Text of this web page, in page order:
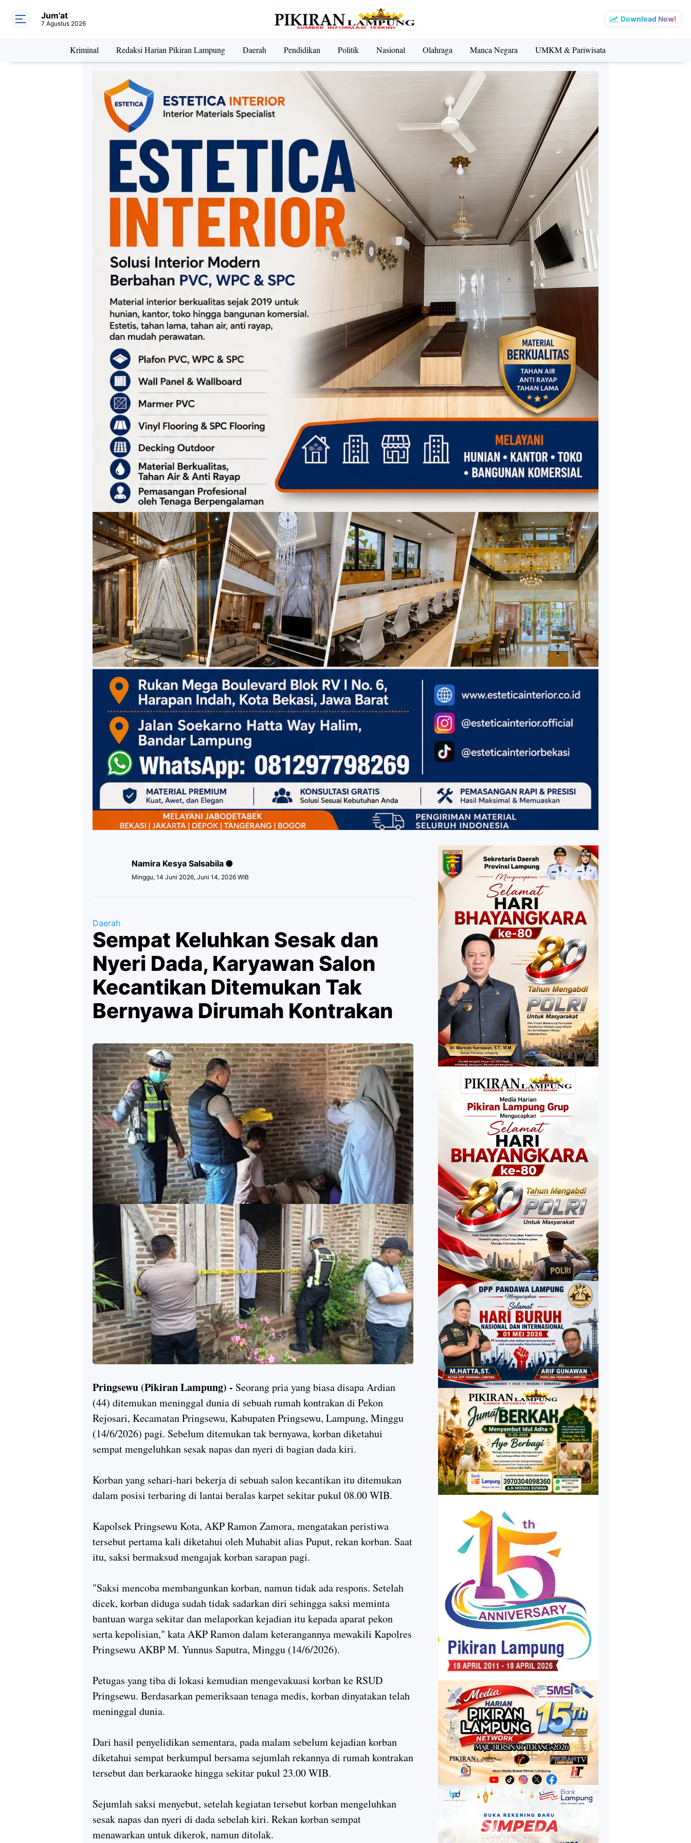
Download Now!
Jum'at
7 Agustus 2026
Kriminal Redaksi Harian Pikiran Lampung Daerah Pendidikan Politik Nasional Olahraga Manca Negara UMKM & Pariwisata
Nasional Olahraga Politik UMKM & Pariwisata Manca Negara
Namira Kesya Salsabila
Minggu, 14 Juni 2026, Juni 14, 2026 WIB
Daerah
Sempat Keluhkan Sesak dan
Nyeri Dada, Karyawan Salon
Kecantikan Ditemukan Tak
Bernyawa Dirumah Kontrakan
Pringsewu (Pikiran Lampung) - Seorang pria yang biasa disapa Ardian
(44) ditemukan meninggal dunia di sebuah rumah kontrakan di Pekon
Rejosari, Kecamatan Pringsewu, Kabupaten Pringsewu, Lampung, Minggu
(14/6/2026) pagi. Sebelum ditemukan tak bernyawa, korban diketahui
sempat mengeluhkan sesak napas dan nyeri di bagian dada kiri.
Korban yang sehari-hari bekerja di sebuah salon kecantikan itu ditemukan
dalam posisi terbaring di lantai beralas karpet sekitar pukul 08.00 WIB.
Kapolsek Pringsewu Kota, AKP Ramon Zamora, mengatakan peristiwa
tersebut pertama kali diketahui oleh Muhabit alias Puput, rekan korban. Saat
itu, saksi bermaksud mengajak korban sarapan pagi.
"Saksi mencoba membangunkan korban, namun tidak ada respons. Setelah
dicek, korban diduga sudah tidak sadarkan diri sehingga saksi meminta
bantuan warga sekitar dan melaporkan kejadian itu kepada aparat pekon
serta kepolisian," kata AKP Ramon dalam keterangannya mewakili Kapolres
Pringsewu AKBP M. Yunnus Saputra, Minggu (14/6/2026).
Petugas yang tiba di lokasi kemudian mengevakuasi korban ke RSUD
Pringsewu. Berdasarkan pemeriksaan tenaga medis, korban dinyatakan telah
meninggal dunia.
Dari hasil penyelidikan sementara, pada malam sebelum kejadian korban
diketahui sempat berkumpul bersama sejumlah rekannya di rumah kontrakan
tersebut dan berkaraoke hingga sekitar pukul 23.00 WIB.
Sejumlah saksi menyebut, setelah kegiatan tersebut korban mengeluhkan
sesak napas dan nyeri di dada sebelah kiri. Rekan korban sempat
menawarkan untuk dikerok, namun ditolak.